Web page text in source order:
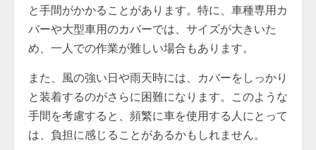
と手間がかかることがあります。特に、車種専用カ
バーや大型車用のカバーでは、サイズが大きいた
め、一人での作業が難しい場合もあります。
また、風の強い日や雨天時には、カバーをしっかり
と装着するのがさらに困難になります。このような
手間を考慮すると、頻繁に車を使用する人にとって
は、負担に感じることがあるかもしれません。